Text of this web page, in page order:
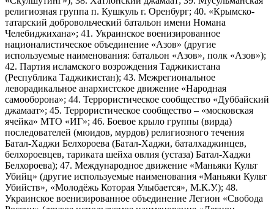
религиозная группа п. Кушкуль г. Оренбург; 40. «Крымско-
татарский добровольческий батальон имени Номана
Челебиджихана»; 41. Украинское военизированное
националистическое объединение «Азов» (другие
используемые наименования: батальон «Азов», полк «Азов»);
42. Партия исламского возрождения Таджикистана
(Республика Таджикистан); 43. Межрегиональное
леворадикальное анархистское движение «Народная
самооборона»; 44. Террористическое сообщество «Дуббайский
джамаат»; 45. Террористическое сообщество – «московская
ячейка» МТО «ИГ»; 46. Боевое крыло группы (вирда)
последователей (мюидов, мурдов) религиозного течения
Батал-Хаджи Белхороева (Батал-Хаджи, баталхаджинцев,
белхороевцев, тариката шейха овлия (устаза) Батал-Хаджи
Белхороева); 47. Международное движение «Маньяки Культ
Убийц» (другие используемые наименования «Маньяки Культ
Убийств», «Молодёжь Которая Улыбается», М.К.У.); 48.
Украинское военизированное объединение Легион «Свобода